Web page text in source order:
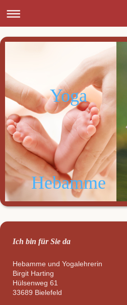
Yoga
Hebamme
Ich bin für Sie da
Hebamme und Yogalehrerin
Birgit Harting
Hülsenweg 61
33689 Bielefeld